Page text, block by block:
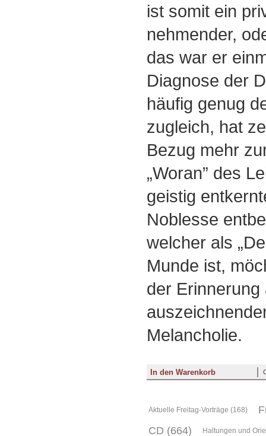
ist somit ein
nehmender,
das war er
Diagnose der
häufig genug
zugleich, hat
Bezug mehr
„Woran” des
geistig
Noblesse
welcher als
Munde ist,
der Erinnerung
Melancholie.
Aktuelle Freitag-Vorträge (168)
CD (664)
Haltungen und